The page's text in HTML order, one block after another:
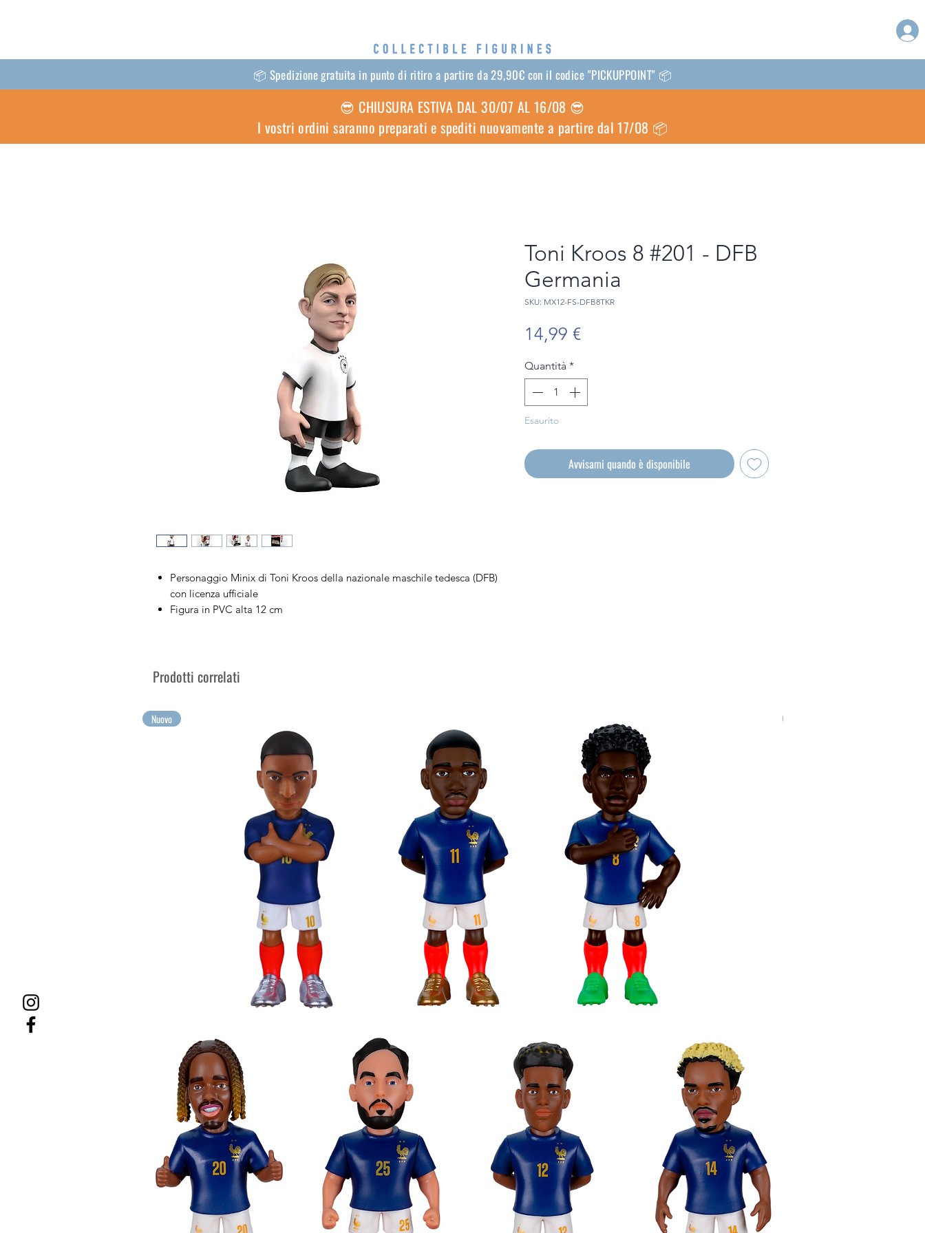
📦 Spedizione gratuita in punto di ritiro a partire da 29,90€ con il codice "PICKUPPOINT" 📦
😎 CHIUSURA ESTIVA DAL 30/07 AL 16/08 😎
I vostri ordini saranno preparati e spediti nuovamente a partire dal 17/08 📦
Personaggio Minix di Toni Kroos della nazionale maschile tedesca (DFB)
con licenza ufficiale
Figura in PVC alta 12 cm
Toni Kroos 8 #201 - DFB
Germania
SKU: MX12-FS-DFB8TKR
14,99 €Prezzo
Quantità *
Esaurito
Avvisami quando è disponibile
Prodotti correlati
Nuovo